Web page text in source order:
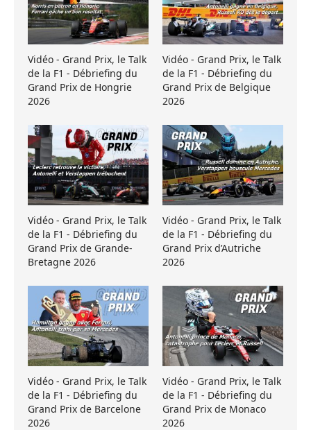
Vidéo - Grand Prix, le Talk
de la F1 - Débriefing du
Grand Prix de Hongrie
2026
Vidéo - Grand Prix, le Talk
de la F1 - Débriefing du
Grand Prix de Belgique
2026
Vidéo - Grand Prix, le Talk
de la F1 - Débriefing du
Grand Prix de Grande-
Bretagne 2026
Vidéo - Grand Prix, le Talk
de la F1 - Débriefing du
Grand Prix d’Autriche
2026
Vidéo - Grand Prix, le Talk
de la F1 - Débriefing du
Grand Prix de Barcelone
2026
Vidéo - Grand Prix, le Talk
de la F1 - Débriefing du
Grand Prix de Monaco
2026